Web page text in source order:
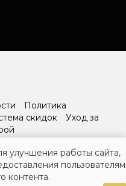
Политика
скидок
Уход за
улучшения работы сайта,
пользователям
контента.